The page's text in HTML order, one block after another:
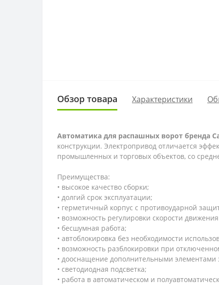
Обзор товара Характеристики
Автоматика для распашных ворот бренда
конструкции. Электропривод отличается
промышленных и торговых объектов, со
Преимущества:
• высокое качество сборки;
• долгий срок эксплуатации;
• герметичный корпус с противоударной
• возможность регулировки скорости
• бесшумная работа;
• автоблокировка без необходимости
• возможность разблокировки при
• дооснащение дополнительными
• светодиодная подсветка;
• работа в автоматическом и